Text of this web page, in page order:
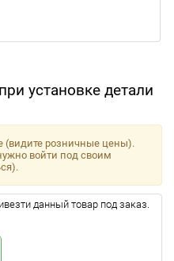
установке детали
(видите розничные цены).
войти под своим
данный товар под заказ.